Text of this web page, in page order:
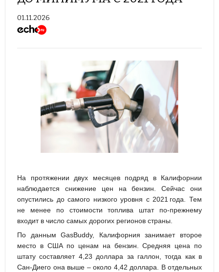
01.11.2026
На протяжении двух месяцев подряд в Калифорнии
наблюдается снижение цен на бензин. Сейчас они
опустились до самого низкого уровня с 2021 года. Тем
не менее по стоимости топлива штат по‑прежнему
входит в число самых дорогих регионов страны.
По данным GasBuddy, Калифорния занимает второе
место в США по ценам на бензин. Средняя цена по
штату составляет 4,23 доллара за галлон, тогда как в
Сан-Диего она выше – около 4,42 доллара. В отдельных